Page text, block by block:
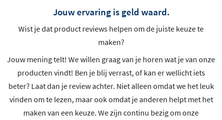
Jouw ervaring is geld waard.
Wist je dat product reviews helpen om de juiste keuze te
maken?
Jouw mening telt! We willen graag van je horen wat je van onze
producten vindt! Ben je blij verrast, of kan er wellicht iets
beter? Laat dan je review achter. Niet alleen omdat we het leuk
vinden om te lezen, maar ook omdat je anderen helpt met het
maken van een keuze. We zijn continu bezig om onze